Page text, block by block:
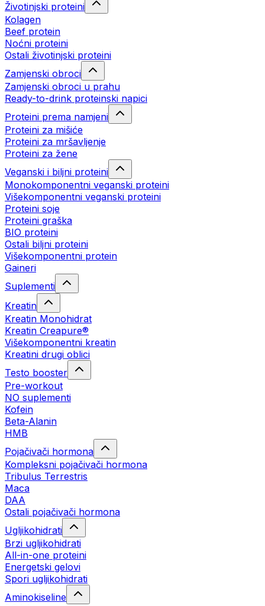
Životinjski proteini
Kolagen
Beef protein
Noćni proteini
Ostali životinjski proteini
Zamjenski obroci
Zamjenski obroci u prahu
Ready-to-drink proteinski napici
Proteini prema namjeni
Proteini za mišiće
Proteini za mršavljenje
Proteini za žene
Veganski i biljni proteini
Monokomponentni veganski proteini
Višekomponentni veganski proteini
Proteini soje
Proteini graška
BIO proteini
Ostali biljni proteini
Višekomponentni protein
Gaineri
Suplementi
Kreatin
Kreatin Monohidrat
Kreatin Creapure®
Višekomponentni kreatin
Kreatini drugi oblici
Testo booster
Pre-workout
NO suplementi
Kofein
Beta-Alanin
HMB
Pojačivači hormona
Kompleksni pojačivači hormona
Tribulus Terrestris
Maca
DAA
Ostali pojačivači hormona
Ugljikohidrati
Brzi ugljikohidrati
All-in-one proteini
Energetski gelovi
Spori ugljikohidrati
Aminokiseline